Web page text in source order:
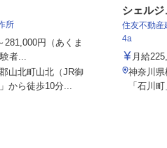
所
281,000円（あくま
者...
山北町山北（JR御
から徒歩10分...
シェルジ
住友不動産
4a
月給
神奈川
「石川